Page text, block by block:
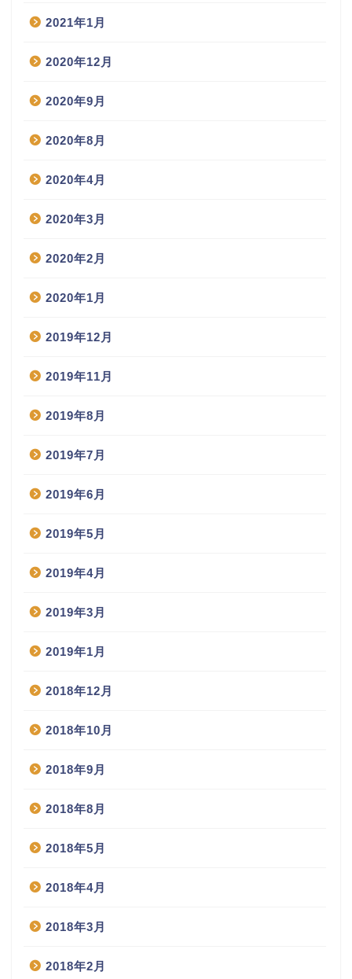
2021年1月
2020年12月
2020年9月
2020年8月
2020年4月
2020年3月
2020年2月
2020年1月
2019年12月
2019年11月
2019年8月
2019年7月
2019年6月
2019年5月
2019年4月
2019年3月
2019年1月
2018年12月
2018年10月
2018年9月
2018年8月
2018年5月
2018年4月
2018年3月
2018年2月